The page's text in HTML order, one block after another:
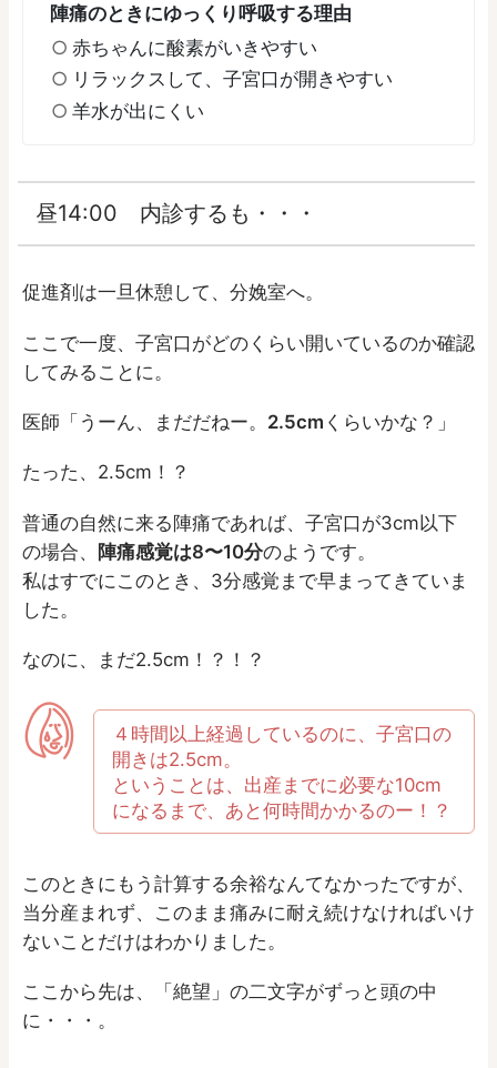
陣痛のときにゆっくり呼吸する理由
赤ちゃんに酸素がいきやすい
リラックスして、子宮口が開きやすい
羊水が出にくい
昼14:00 内診するも・・・
促進剤は一旦休憩して、分娩室へ。
ここで一度、子宮口がどのくらい開いているのか確認
してみることに。
医師「うーん、まだだねー。 2.5cm くらいかな？」
たった、2.5cm！？
普通の自然に来る陣痛であれば、子宮口が3cm以下
の場合、 陣痛感覚は8〜10分のようです。
私はすでにこのとき、 3分感覚 まで早まってきていま
した。
なのに、まだ2.5cm！？！？
４時間以上経過しているのに、子宮口の
開きは2.5cm。
ということは、出産までに必要な10cm
になるまで、あと何時間かかるのー！？
このときにもう計算する余裕なんてなかったですが、
当分産まれず、このまま痛みに耐え続けなければいけ
ないことだけはわかりました。
ここから先は、「絶望」の二文字がずっと頭の中
に・・・。